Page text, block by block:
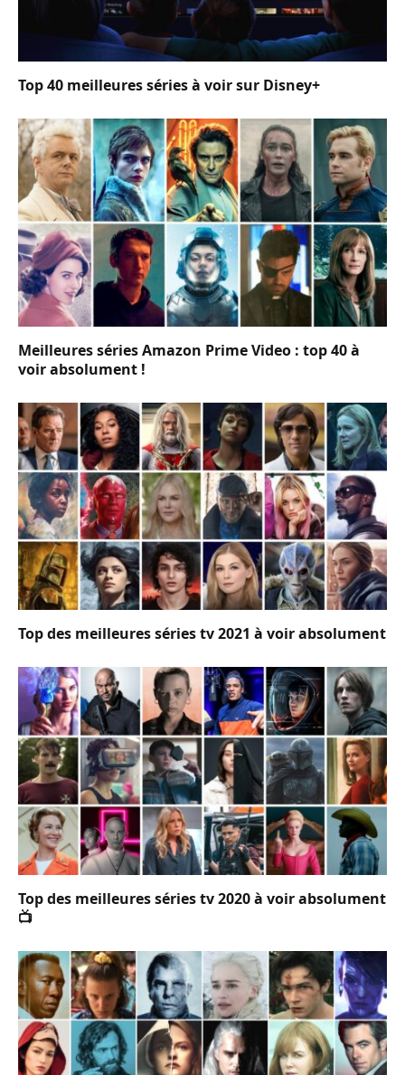
Top 40 meilleures séries à voir sur Disney+
Meilleures séries Amazon Prime Video : top 40 à
voir absolument !
Top des meilleures séries tv 2021 à voir absolument
Top des meilleures séries tv 2020 à voir absolument
📺